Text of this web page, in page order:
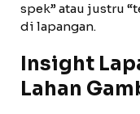
spek” atau justru
di lapangan.
Insight
Lahan